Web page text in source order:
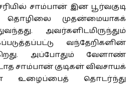
சாம்பான் இன பூர்வகுடி
முதன்மையாகக்
அவர்களிடமிருந்தும்
வந்தேறிகளின்
அப்போதும் வேளாண்
சாம்பான் குடிகள் விவசாயக்
உழைப்பைத் தொடர்ந்து